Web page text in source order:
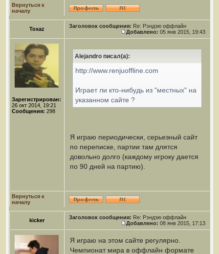
Вернуться к
началу
Toxaz Заголовок сообщения: Re: Рэндзю оффлайн
Добавлено: 05 янв 2015, 19:43
Зарегистрирован:
26 окт 2014, 19:21
Сообщения: 298
Alejandro писал(а):
http://www.renjuoffline.com
Играет ли кто-нибудь из "местных" на
указанном сайте ?
Я играю периодически, серьезный сайт
по переписке, партии там длятся
довольно долго (каждому игроку дается
по 90 дней на партию).
Вернуться к
началу
kicker Заголовок сообщения: Re: Рэндзю оффлайн
Добавлено: 08 янв 2015, 17:13
Я играю на этом сайте регулярно.
Чемпионат мира в оффлайн формате